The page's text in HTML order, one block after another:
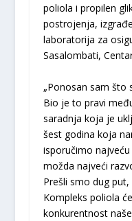
poliola i propilen
postrojenja,
laboratorija za
Sasalombati,
„Ponosan sam što
Bio je to pravi
saradnja koja je
šest godina koja
isporučimo
možda najveći
Prešli smo dug
Kompleks poliola
konkurentnost